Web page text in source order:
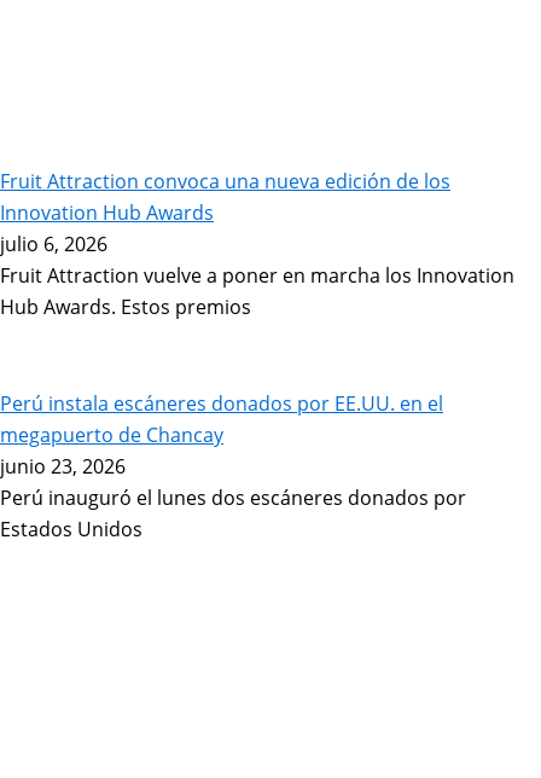
Fruit Attraction convoca una nueva edición de los
Innovation Hub Awards
julio 6, 2026
Fruit Attraction vuelve a poner en marcha los Innovation
Hub Awards. Estos premios
Perú instala escáneres donados por EE.UU. en el
megapuerto de Chancay
junio 23, 2026
Perú inauguró el lunes dos escáneres donados por
Estados Unidos